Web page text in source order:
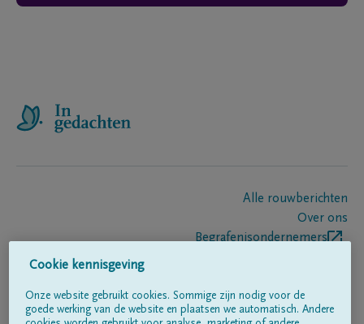
Alle rouwberichten
Over ons
Begrafenisondernemers
Volg ons op
Cookie kennisgeving
Onze website gebruikt cookies. Sommige zijn nodig voor de
goede werking van de website en plaatsen we automatisch. Andere